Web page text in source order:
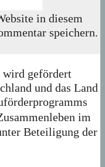
in diesem
speichern.
gefördert
und das Land
im
Beteiligung der